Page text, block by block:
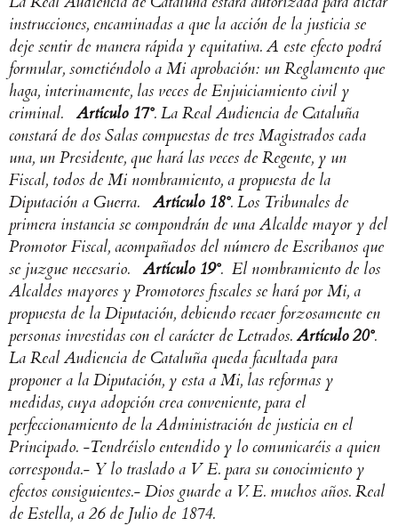
instrucciones, encaminadas a que la acción de la justicia se
deje sentir de manera rápida y equitativa. A este efecto podrá
formular, sometiéndolo a Mi aprobación: un Reglamento que
haga, interinamente, las veces de Enjuiciamiento civil y
criminal. Artículo 17°. La Real Audiencia de Cataluña
constará de dos Salas compuestas de tres Magistrados cada
una, un Presidente, que hará las veces de Regente, y un
Fiscal, todos de Mi nombramiento, a propuesta de la
Diputación a Guerra. Artículo 18°. Los Tribunales de
primera instancia se compondrán de una Alcalde mayor y del
Promotor Fiscal, acompañados del número de Escribanos que
se juzgue necesario. Artículo 19°. El nombramiento de los
Alcaldes mayores y Promotores fiscales se hará por Mi, a
propuesta de la Diputación, debiendo recaer forzosamente en
personas investidas con el carácter de Letrados. Artículo 20°.
La Real Audiencia de Cataluña queda facultada para
proponer a la Diputación, y esta a Mi, las reformas y
medidas, cuya adopción crea conveniente, para el
perfeccionamiento de la Administración de justicia en el
Principado. -Tendréislo entendido y lo comunicaréis a quien
corresponda.- Y lo traslado a V E. para su conocimiento y
efectos consiguientes.- Dios guarde a V. E. muchos años. Real
de Estella, a 26 de Julio de 1874.